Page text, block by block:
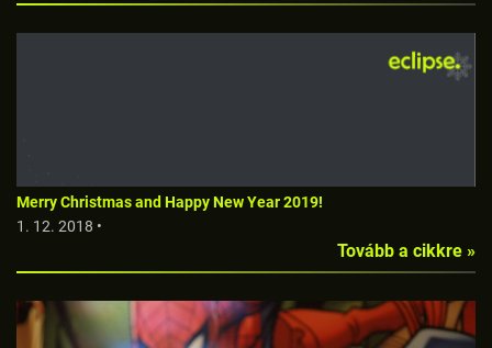
Merry Christmas and Happy New Year 2019!
1. 12. 2018 •
Tovább a cikkre »